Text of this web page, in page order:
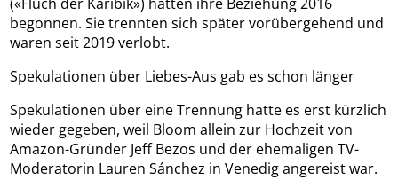
begonnen. Sie trennten sich später vorübergehend und
waren seit 2019 verlobt.
Spekulationen über Liebes-Aus gab es schon länger
Spekulationen über eine Trennung hatte es erst kürzlich
wieder gegeben, weil Bloom allein zur Hochzeit von
Amazon-Gründer Jeff Bezos und der ehemaligen TV-
Moderatorin Lauren Sánchez in Venedig angereist war.